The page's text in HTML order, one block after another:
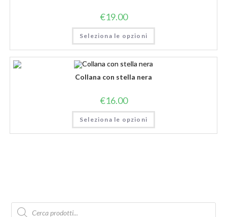
€19.00
Seleziona le opzioni
Collana con stella nera
€16.00
Seleziona le opzioni
Products
search